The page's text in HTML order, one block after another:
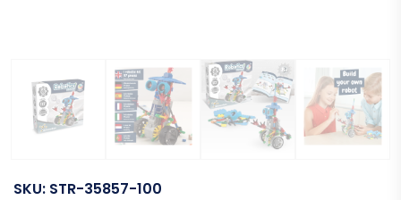
SKU: STR-35857-100